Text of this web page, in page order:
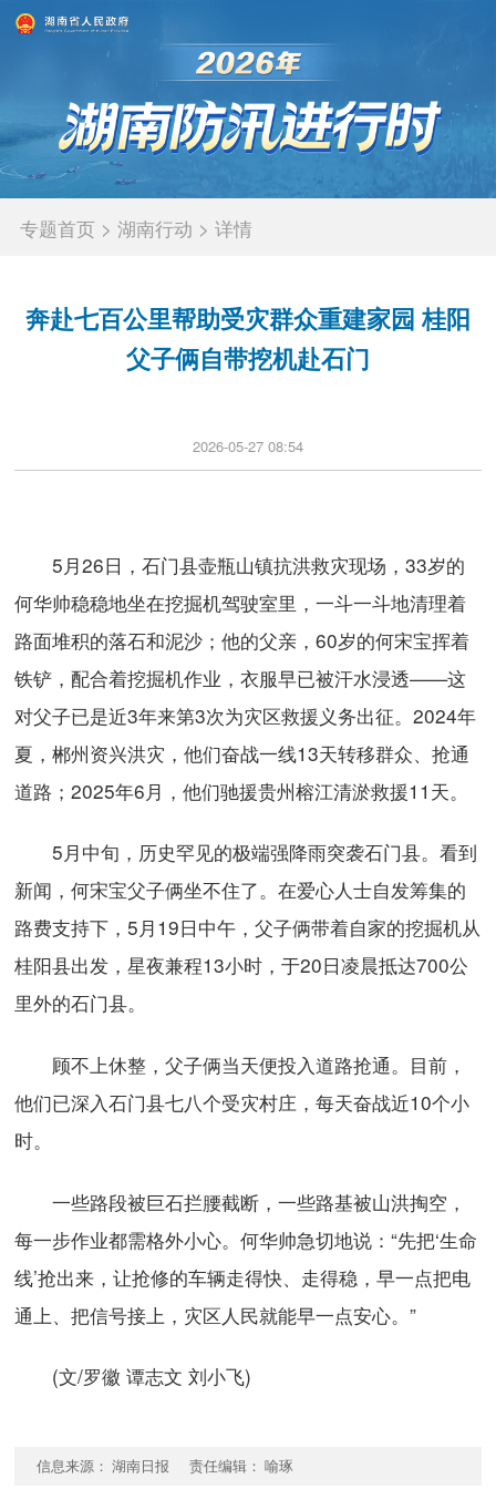
专题首页 >湖南行动 > 详情
奔赴七百公里帮助受灾群众重建家园 桂阳
父子俩自带挖机赴石门
2026-05-27 08:54
5月26日，石门县壶瓶山镇抗洪救灾现场，33岁的
何华帅稳稳地坐在挖掘机驾驶室里，一斗一斗地清理着
路面堆积的落石和泥沙；他的父亲，60岁的何宋宝挥着
铁铲，配合着挖掘机作业，衣服早已被汗水浸透——这
对父子已是近3年来第3次为灾区救援义务出征。2024年
夏，郴州资兴洪灾，他们奋战一线13天转移群众、抢通
道路；2025年6月，他们驰援贵州榕江清淤救援11天。
5月中旬，历史罕见的极端强降雨突袭石门县。看到
新闻，何宋宝父子俩坐不住了。在爱心人士自发筹集的
路费支持下，5月19日中午，父子俩带着自家的挖掘机从
桂阳县出发，星夜兼程13小时，于20日凌晨抵达700公
里外的石门县。
顾不上休整，父子俩当天便投入道路抢通。目前，
他们已深入石门县七八个受灾村庄，每天奋战近10个小
时。
一些路段被巨石拦腰截断，一些路基被山洪掏空，
每一步作业都需格外小心。何华帅急切地说：“先把‘生命
线’抢出来，让抢修的车辆走得快、走得稳，早一点把电
通上、把信号接上，灾区人民就能早一点安心。”
(文/罗徽 谭志文 刘小飞)
信息来源： 湖南日报 责任编辑： 喻琢